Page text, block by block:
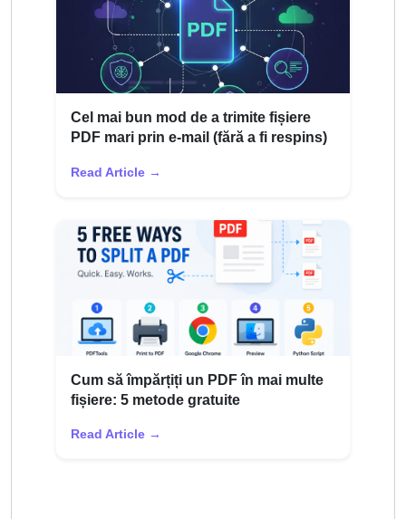
Cel mai bun mod de a trimite fișiere
PDF mari prin e-mail (fără a fi respins)
Read Article →
Cum să împărțiți un PDF în mai multe
fișiere: 5 metode gratuite
Read Article →